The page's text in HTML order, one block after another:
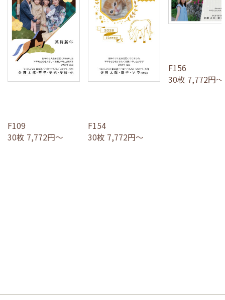
F109
30枚 7,772円～
F154
30枚 7,772円～
F156
30枚 7,772円～